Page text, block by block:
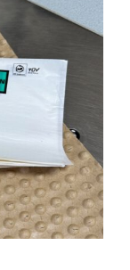
Lettershop
· Kontakt